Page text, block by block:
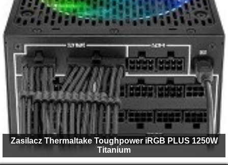
Zasilacz Thermaltake Toughpower iRGB PLUS 1250W
Titanium